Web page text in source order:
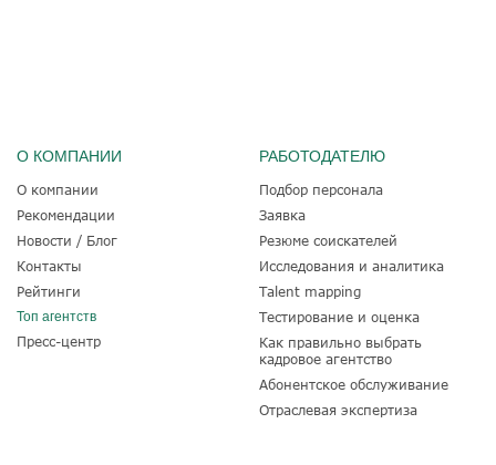
О КОМПАНИИ
О компании
Рекомендации
Новости / Блог
Контакты
Рейтинги
Топ агентств
Пресс-центр
РАБОТОДАТЕЛЮ
Подбор персонала
Заявка
Резюме соискателей
Исследования и аналитика
Talent mapping
Тестирование и оценка
Как правильно выбрать
кадровое агентство
Абонентское обслуживание
Отраслевая экспертиза